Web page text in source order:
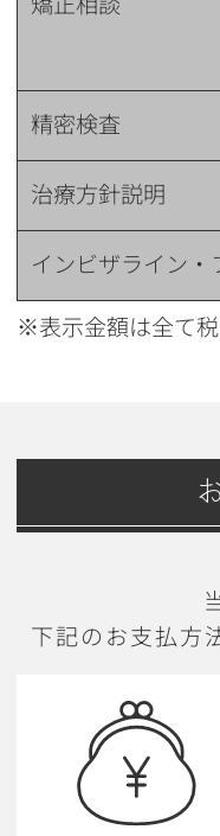
精密検査
治療方針説明
インビザライン・
※表示金額は全て税
下記のお支払方